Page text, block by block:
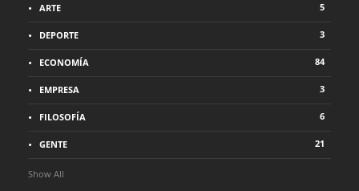
ARTE 5
DEPORTE 3
ECONOMÍA 84
EMPRESA 3
FILOSOFÍA 6
GENTE 21
Show All